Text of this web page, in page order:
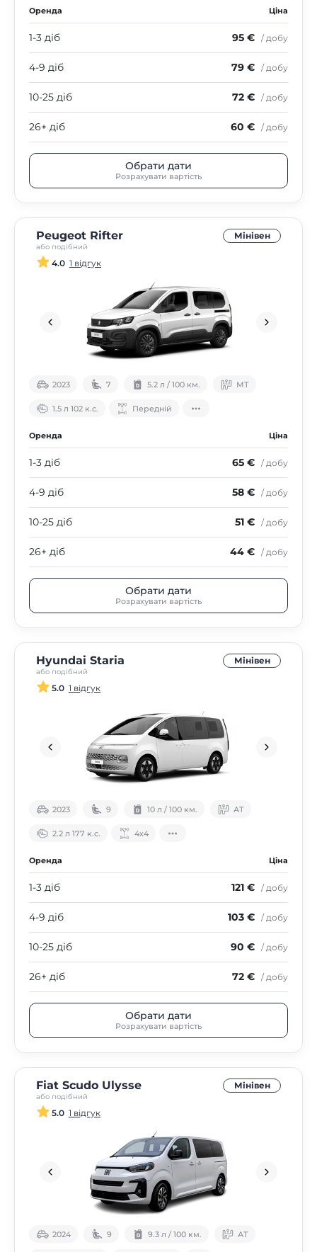
Оренда Ціна
1-3 діб 95 € / добу
4-9 діб 79 € / добу
10-25 діб 72 € / добу
26+ діб 60 € / добу
Обрати дати
Розрахувати вартість
Peugeot Rifter
або подібний
Мінівен
4.0 1 відгук
2023 7 5.2 л / 100 км. МТ
1.5 л 102 к.с. Передній
Оренда Ціна
1-3 діб 65 € / добу
4-9 діб 58 € / добу
10-25 діб 51 € / добу
26+ діб 44 € / добу
Обрати дати
Розрахувати вартість
Hyundai Staria
або подібний
Мінівен
5.0 1 відгук
2023 9 10 л / 100 км. АТ
2.2 л 177 к.с. 4х4
Оренда Ціна
1-3 діб 121 € / добу
4-9 діб 103 € / добу
10-25 діб 90 € / добу
26+ діб 72 € / добу
Обрати дати
Розрахувати вартість
Fiat Scudo Ulysse
або подібний
Мінівен
5.0 1 відгук
2024 9 9.3 л / 100 км. АТ